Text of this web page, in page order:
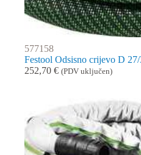
577158
Festool Odsisno crijevo D
252,70 € (PDV uključen)